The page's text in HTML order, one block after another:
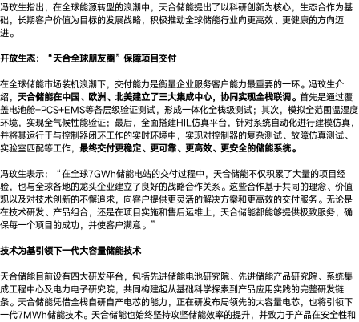
冯玟生指出，在全球能源转型的浪潮中，天合储能提出了以科研创新为核心，生态合作为基
础，长期客户价值为目标的发展战略，积极推动全球储能行业向更高效、更健康的方向迈
进。
开放生态：“天合全球朋友圈”保障项目交付
在全球储能市场装机浪潮下，交付能力是衡量企业服务客户能力最重要的一环。冯玟生介
绍， 天合储能在中国、欧洲、北美建立了三大集成中心，协同实现全栈联调。 首先是通过覆
盖电池舱+PCS+EMS等各层级验证测试，形成一体化全栈级测试；其次，模拟全范围温湿度
环境，实现全气候性能验证；最后，全面搭建HIL仿真平台，针对系统自动化进行建模仿真，
并将其运行于与控制器闭环工作的实时环境中，实现对控制器的复杂测试、故障仿真测试、
实验室匹配等工作， 最终交付更稳定、更可靠、更高效、更安全的储能系统。
冯玟生表示：“在全球7GWh储能电站的交付过程中，天合储能不仅积累了大量的项目经
验，也与全球各地的龙头企业建立了良好的战略合作关系。这些合作基于共同的理念、价值
观以及对技术创新的不懈追求，向客户提供更灵活的解决方案和更高效的交付服务。无论是
在技术研发、产品组合，还是在项目实施和售后运维上，天合储能都能够提供极致服务，确
保每一个项目的成功，并使客户满意。”
技术为基引领下一代大容量储能技术
天合储能目前设有四大研发平台，包括先进储能电池研究院、先进储能产品研究院、系统集
成工程中心及电力电子研究院，共同构建起从基础科学探索到产品应用实践的完整研发链
条。天合储能凭借全栈自研自产电芯的能力，正在研发布局领先的大容量电芯，也将引领下
一代7MWh储能技术。天合储能也始终坚持攻坚储能效率的提升，并致力于产品在安全性和